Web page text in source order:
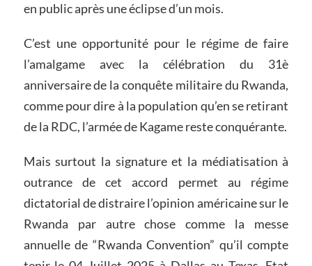
en public après une éclipse d’un mois.
C’est une opportunité pour le régime de faire
l’amalgame avec la célébration du 31è
anniversaire de la conquête militaire du Rwanda,
comme pour dire à la population qu’en se retirant
de la RDC, l’armée de Kagame reste conquérante.
Mais surtout la signature et la médiatisation à
outrance de cet accord permet au régime
dictatorial de distraire l’opinion américaine sur le
Rwanda par autre chose comme la messe
annuelle de “Rwanda Convention” qu’il compte